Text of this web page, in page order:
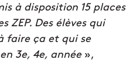
à disposition 15 places
ZEP. Des élèves qui
faire ça et qui se
3e, 4e, année»,